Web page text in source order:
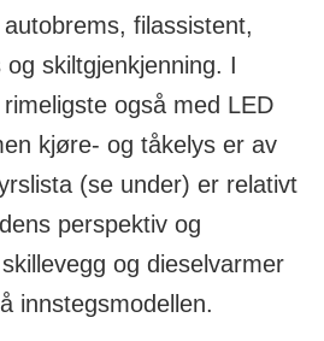
filassistent,
skiltgjenkjenning. I
også med LED
kjøre- og tåkelys er av
(se under) er relativt
perspektiv og
og dieselvarmer
innstegsmodellen.